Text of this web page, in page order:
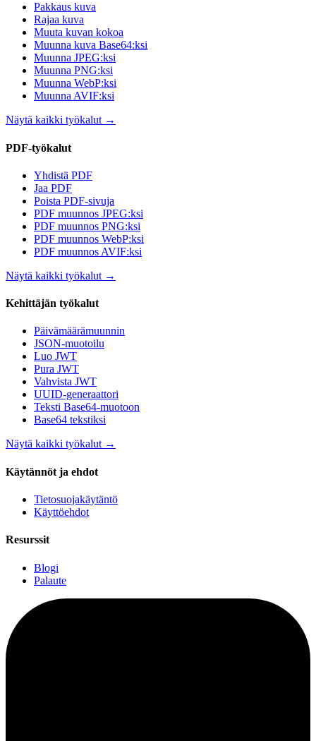
Pakkaus kuva
Rajaa kuva
Muuta kuvan kokoa
Muunna kuva Base64:ksi
Muunna JPEG:ksi
Muunna PNG:ksi
Muunna WebP:ksi
Muunna AVIF:ksi
Näytä kaikki työkalut→
PDF-työkalut
Yhdistä PDF
Jaa PDF
Poista PDF-sivuja
PDF muunnos JPEG:ksi
PDF muunnos PNG:ksi
PDF muunnos WebP:ksi
PDF muunnos AVIF:ksi
Näytä kaikki työkalut →
Kehittäjän työkalut
Päivämäärämuunnin
JSON-muotoilu
Luo JWT
Pura JWT
Vahvista JWT
UUID-generaattori
Teksti Base64-muotoon
Base64 tekstiksi
Näytä kaikki työkalut→
Käytännöt ja ehdot
Tietosuojakäytäntö
Käyttöehdot
Resurssit
Blogi
Palaute